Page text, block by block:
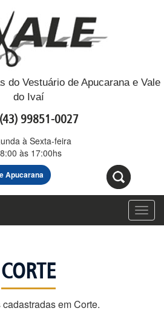
do Vestuário de Apucarana e Vale
do Ivaí
99851-0027
à Sexta-feira
às 17:00hs
Apucarana
CORTE
em Corte.